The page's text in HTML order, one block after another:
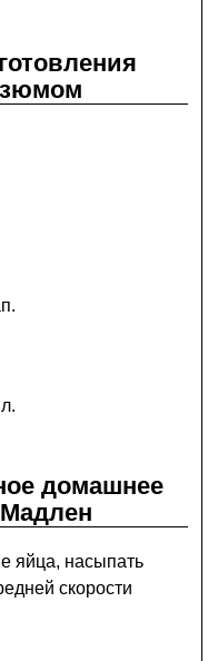
домашнее
яйца, насыпать
скорости